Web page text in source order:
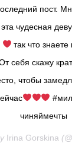
пост.
чудесная
так что
себя скажу
чтобы
чиняймечты
Irina Gorskina